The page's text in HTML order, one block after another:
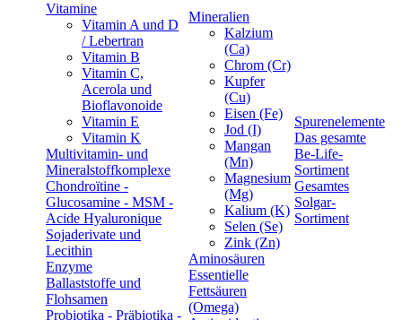
Vitamine
Vitamin A und D
/ Lebertran
Vitamin B
Vitamin C,
Acerola und
Bioflavonoide
Vitamin E
Vitamin K
Multivitamin- und
Mineralstoffkomplexe
Chondroïtine -
Glucosamine - MSM -
Acide Hyaluronique
Sojaderivate und
Lecithin
Enzyme
Ballaststoffe und
Flohsamen
Probiotika - Präbiotika -
Mineralien
Kalzium
(Ca)
Chrom (Cr)
Kupfer
(Cu)
Eisen (Fe)
Jod (I)
Mangan
(Mn)
Magnesium
(Mg)
Kalium (K)
Selen (Se)
Zink (Zn)
Aminosäuren
Essentielle
Fettsäuren
(Omega)
Spurenelemente
Das gesamte
Be-Life-
Sortiment
Gesamtes
Solgar-
Sortiment